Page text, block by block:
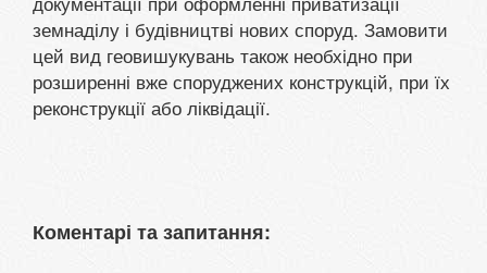
земнаділу і будівництві нових споруд. Замовити
цей вид геовишукувань також необхідно при
розширенні вже споруджених конструкцій, при їх
реконструкції або ліквідації.
Коментарі та запитання: